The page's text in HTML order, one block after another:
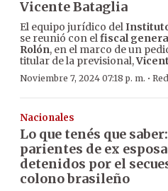
Vicente Bataglia
El equipo jurídico del
se reunió con elfiscal
Rolón, en el marco de un
titular de la previsional,
Noviembre 7, 2024 07:18 p. m. ·
Nacionales
Lo que tenés que
parientes de ex esposa
detenidos por el
colono brasileño